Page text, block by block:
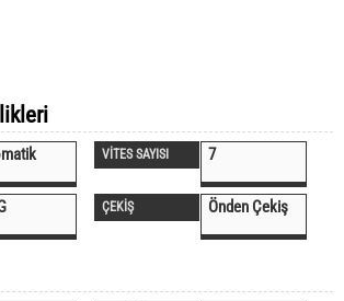
VİTES SAYISI 7
ÇEKİŞ Önden Çekiş